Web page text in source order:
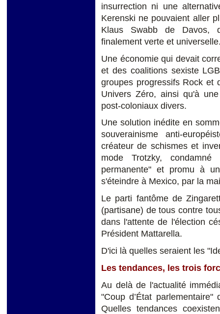
insurrection ni une
Kerenski ne pouvaient aller
Klaus Swabb de Davos,
finalement verte et
Une économie qui devait
et des coalitions sexiste
groupes progressifs Rock et
Univers Zéro, ainsi qu'à
post-coloniaux divers.
Une solution inédite en
souverainisme anti-
créateur de schismes et
mode Trotzky,
permanente" et promu à
s'éteindre à Mexico, par la
Le parti fantôme de
(partisane) de tous contre
dans l'attente de l'élection
Président Mattarella.
D'ici là quelles seraient les
Les tendances, les trois
Au delà de l'actualité
"Coup d’État
Quelles tendances